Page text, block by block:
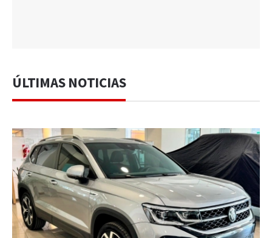
ÚLTIMAS NOTICIAS